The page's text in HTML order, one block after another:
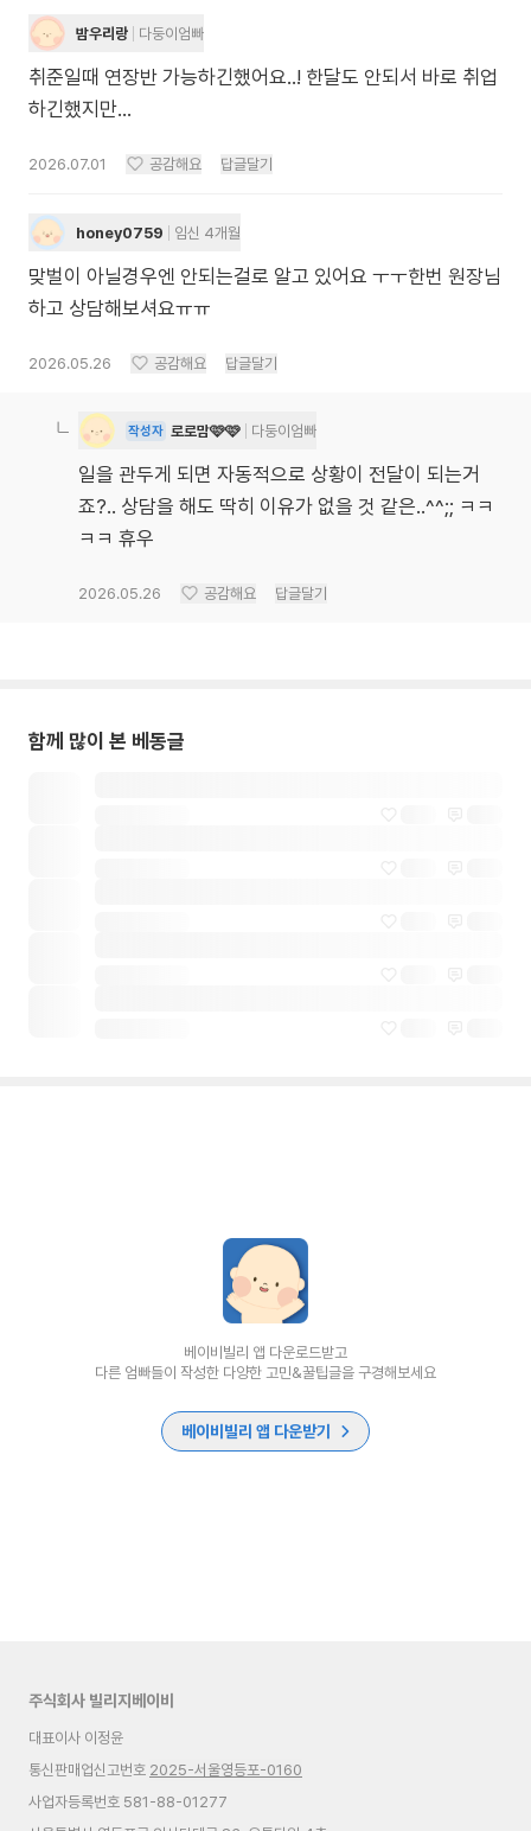
밤우리랑 다둥이엄빠
취준일때 연장반 가능하긴했어요..! 한달도 안되서 바로 취업
하긴했지만...
2026.07.01 공감해요 답글달기
honey0759 임신 4개월
맞벌이 아닐경우엔 안되는걸로 알고 있어요 ㅜㅜ한번 원장님
하고 상담해보셔요ㅠㅠ
2026.05.26 공감해요 답글달기
작성자 로로맘🩷🩷 다둥이엄빠
일을 관두게 되면 자동적으로 상황이 전달이 되는거
죠?.. 상담을 해도 딱히 이유가 없을 것 같은..^^;; ㅋㅋ
ㅋㅋ 휴우
2026.05.26 공감해요 답글달기
함께 많이 본 베동글
베이비빌리 앱 다운로드받고
다른 엄빠들이 작성한 다양한 고민&꿀팁글을 구경해보세요
베이비빌리 앱 다운받기
주식회사 빌리지베이비
대표이사 이정윤
통신판매업신고번호 2025-서울영등포-0160
사업자등록번호 581-88-01277